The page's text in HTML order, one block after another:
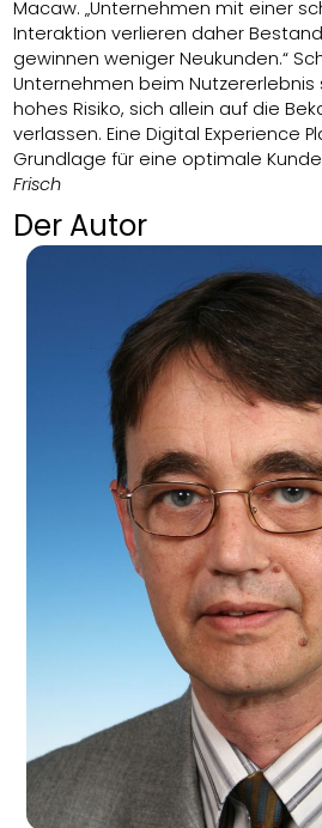
Macaw. „Unternehmen mit einer
Interaktion verlieren daher
gewinnen weniger Neukunden.“
Unternehmen beim
hohes Risiko, sich allein auf die
verlassen. Eine Digital Experience
Grundlage für eine optimale
Frisch
Der Autor